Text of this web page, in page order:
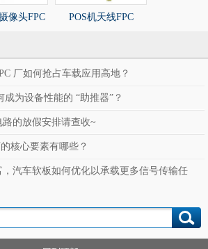
像头FPC POS机天线FPC
厂如何抢占车载应用高地？
为设备性能的 “助推器”？
的放假安排请查收~
核心要素有哪些？
汽车软板如何优化以承载更多信号传输任